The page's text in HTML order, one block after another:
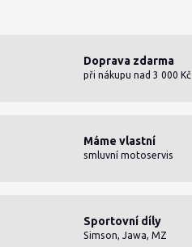
Doprava zdarma
při nákupu nad 3 000 Kč
Máme vlastní
smluvní motoservis
Sportovní díly
Simson, Jawa, MZ